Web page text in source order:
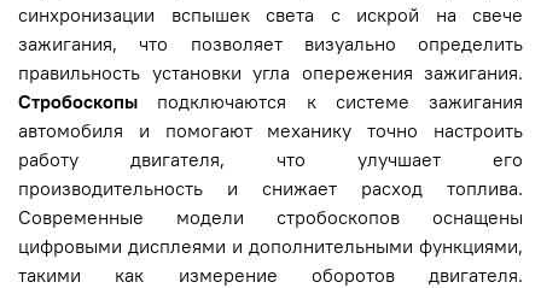
синхронизации вспышек света с искрой на свече
зажигания, что позволяет визуально определить
правильность установки угла опережения зажигания.
Стробоскопы подключаются к системе зажигания
автомобиля и помогают механику точно настроить
работу двигателя, что улучшает его
производительность и снижает расход топлива.
Современные модели стробоскопов оснащены
цифровыми дисплеями и дополнительными функциями,
такими как измерение оборотов двигателя.